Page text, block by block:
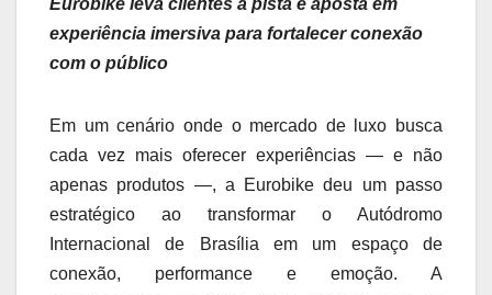
Eurobike leva clientes à pista e aposta em
experiência imersiva para fortalecer conexão
com o público
Em um cenário onde o mercado de luxo busca
cada vez mais oferecer experiências — e não
apenas produtos —, a Eurobike deu um passo
estratégico ao transformar o Autódromo
Internacional de Brasília em um espaço de
conexão, performance e emoção. A